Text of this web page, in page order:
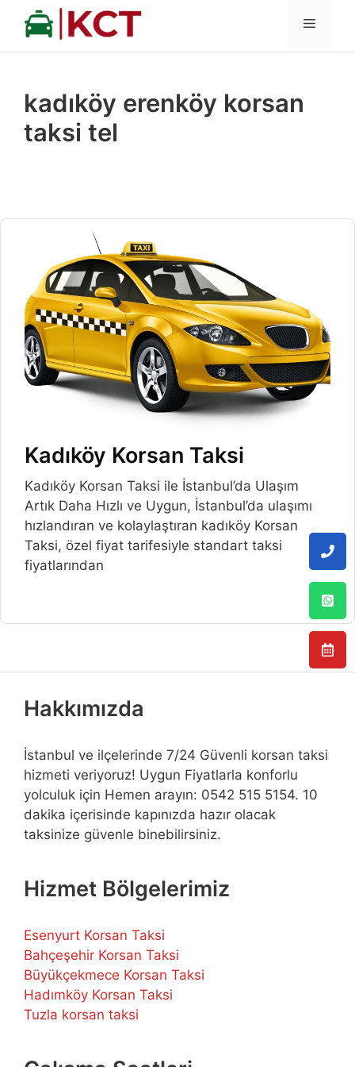
İçeriğe
MENÜ
kadıköy erenköy korsan
taksi tel
Kadıköy Korsan Taksi
Kadıköy Korsan Taksi ile İstanbul’da Ulaşım
Artık Daha Hızlı ve Uygun, İstanbul’da ulaşımı
hızlandıran ve kolaylaştıran kadıköy Korsan
Taksi, özel fiyat tarifesiyle standart taksi
fiyatlarından
Hakkımızda
İstanbul ve ilçelerinde 7/24 Güvenli korsan taksi
hizmeti veriyoruz! Uygun Fiyatlarla konforlu
yolculuk için Hemen arayın: 0542 515 5154. 10
dakika içerisinde kapınızda hazır olacak
taksinize güvenle binebilirsiniz.
Hizmet Bölgelerimiz
Esenyurt Korsan Taksi
Bahçeşehir Korsan Taksi
Büyükçekmece Korsan Taksi
Hadımköy Korsan Taksi
Tuzla korsan taksi